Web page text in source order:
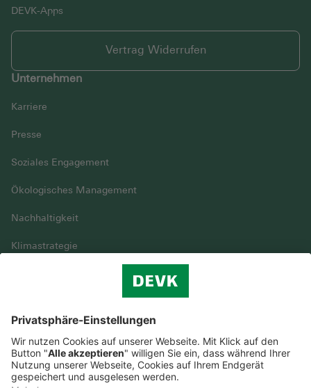
DEVK-Apps
Vertrag Widerrufen
Unternehmen
Karriere
Presse
Soziales Engagement
Ökologisches Management
Nachhaltigkeit
Klimastrategie
Streitbeilegung
Nutzungshinweise
EU-Transparenzverordnung